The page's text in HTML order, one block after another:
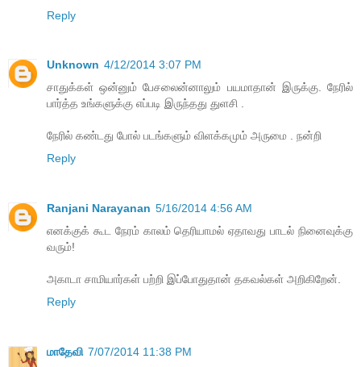
Reply
Unknown 4/12/2014 3:07 PM
சாதுக்கள் ஒன்னும் பேசலைன்னாலும் பயமாதான் இருக்கு. நேரில்
பார்த்த உங்களுக்கு எப்படி இருந்தது துளசி .
நேரில் கண்டது போல் படங்களும் விளக்கமும் அருமை . நன்றி
Reply
Ranjani Narayanan 5/16/2014 4:56 AM
எனக்குக் கூட நேரம் காலம் தெரியாமல் ஏதாவது பாடல் நினைவுக்கு
வரும்!
அகாடா சாமியார்கள் பற்றி இப்போதுதான் தகவல்கள் அறிகிறேன்.
Reply
மாதேவி 7/07/2014 11:38 PM